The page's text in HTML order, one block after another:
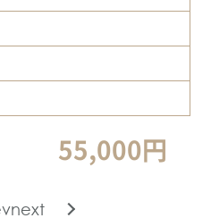
55,000円
next